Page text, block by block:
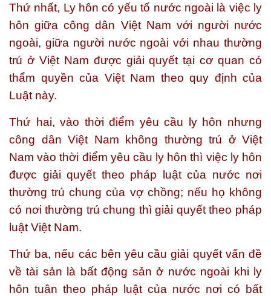
Thứ nhất, Ly hôn có yếu tố nước ngoài là việc ly
hôn giữa công dân Việt Nam với người nước
ngoài, giữa người nước ngoài với nhau thường
trú ở Việt Nam được giải quyết tại cơ quan có
thẩm quyền của Việt Nam theo quy định của
Luật này.
Thứ hai, vào thời điểm yêu cầu ly hôn nhưng
công dân Việt Nam không thường trú ở Việt
Nam vào thời điểm yêu cầu ly hôn thì việc ly hôn
được giải quyết theo pháp luật của nước nơi
thường trú chung của vợ chồng; nếu họ không
có nơi thường trú chung thì giải quyết theo pháp
luật Việt Nam.
Thứ ba, nếu các bên yêu cầu giải quyết vấn đề
về tài sản là bất động sản ở nước ngoài khi ly
hôn tuân theo pháp luật của nước nơi có bất